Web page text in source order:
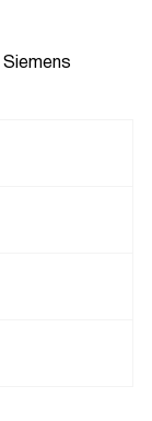
Siemens